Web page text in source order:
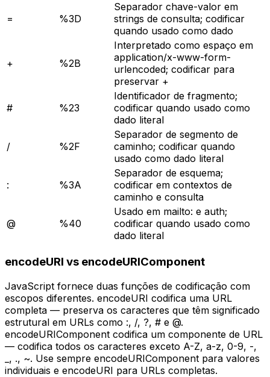
= %3D
Separador chave-valor em
strings de consulta; codificar
quando usado como dado
+ %2B
Interpretado como espaço em
application/x-www-form-
urlencoded; codificar para
preservar +
# %23
Identificador de fragmento;
codificar quando usado como
dado literal
/ %2F
Separador de segmento de
caminho; codificar quando
usado como dado literal
: %3A
Separador de esquema;
codificar em contextos de
caminho e consulta
@ %40
Usado em mailto: e auth;
codificar quando usado como
dado literal
encodeURI vs encodeURIComponent
JavaScript fornece duas funções de codificação com
escopos diferentes. encodeURI codifica uma URL
completa — preserva os caracteres que têm significado
estrutural em URLs como :, /, ?, # e @.
encodeURIComponent codifica um componente de URL
— codifica todos os caracteres exceto A-Z, a-z, 0-9, -,
_, ., ~. Use sempre encodeURIComponent para valores
individuais e encodeURI para URLs completas.